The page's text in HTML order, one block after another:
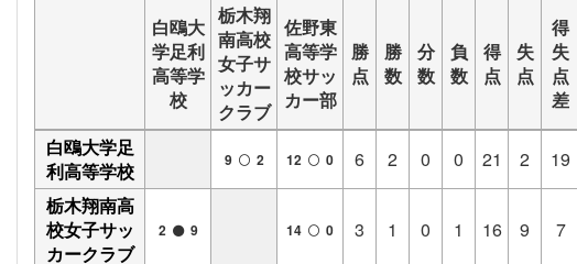
白鴎大
学足利
高等学
校
栃木翔
南高校
女子サ
ッカー
クラブ
佐野東
高等学
校サッ
カー部
勝
点
勝
数
分
数
負
数
得
点
失
点
得
失
点
差
白鴎大学足
利高等学校
9 2 12 0 6 2 0 0 21 2 19
栃木翔南高
校女子サッ
カークラブ
2 9 14 0 3 1 0 1 16 9 7